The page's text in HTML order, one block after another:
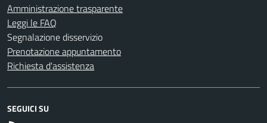
Amministrazione trasparente
Leggi le FAQ
Segnalazione disservizio
Prenotazione appuntamento
Richiesta d'assistenza
SEGUICI SU